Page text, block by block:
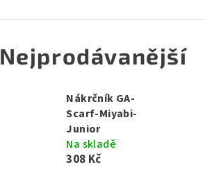
Nejprodávanější
Nákrčník GA-
Scarf-Miyabi-
Junior
Na skladě
308 Kč